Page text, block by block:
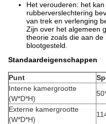
Het verouderen: het
rubberverslechtering
van trek en verlenging
Zijn over het algemeen
theorie zoals die aan
blootgesteld.
Standaardeigenschappen
Punt
Interne kamergrootte
(W*D*H)
Externe kamergrootte
(W*D*H)